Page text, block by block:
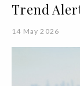
Trend
14 May 2026